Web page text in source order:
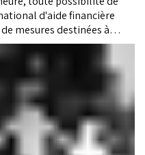
d'aide financière
mesures destinées à
écrite au conseiller
de la Solidarité, de
Naïma Ben Yahia, affirme
globale fondée sur le
l'amélioration des
des familles, estimant
être résolus par les